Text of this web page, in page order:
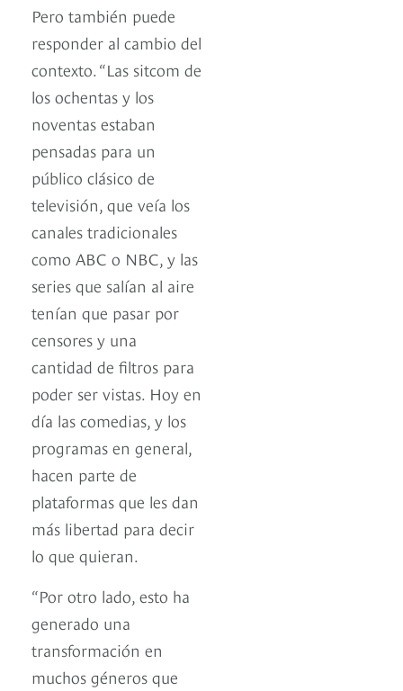
Pero también puede
responder al cambio del
contexto. “Las sitcom de
los ochentas y los
noventas estaban
pensadas para un
público clásico de
televisión, que veía los
canales tradicionales
como ABC o NBC, y las
series que salían al aire
tenían que pasar por
censores y una
cantidad de filtros para
poder ser vistas. Hoy en
día las comedias, y los
programas en general,
hacen parte de
plataformas que les dan
más libertad para decir
lo que quieran.
“Por otro lado, esto ha
generado una
transformación en
muchos géneros que